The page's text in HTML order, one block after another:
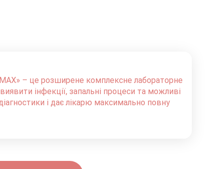
– це розширене комплексне лабораторне
інфекції, запальні процеси та можливі
і дає лікарю максимально повну